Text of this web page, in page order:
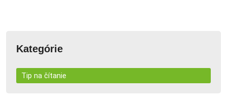
Kategórie
Tip na čítanie